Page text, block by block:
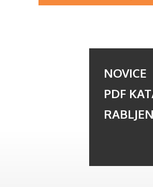
NOVICE
PDF